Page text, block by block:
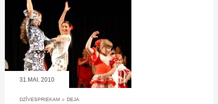
31.MAI, 2010
DZĪVESPRIEKAM » DEJA